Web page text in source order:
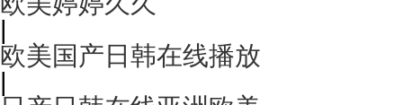
|
欧美国产日韩在线播放
|